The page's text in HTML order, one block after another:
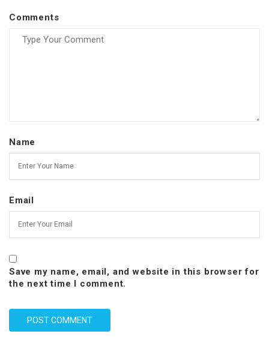
Comments
Name
Email
Save my name, email, and website in this browser for
the next time I comment.